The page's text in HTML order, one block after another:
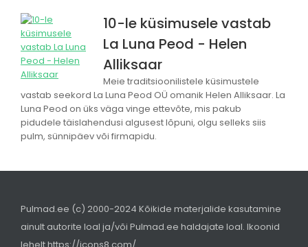
10-le küsimusele vastab
La Luna Peod - Helen
Alliksaar
Meie traditsioonilistele küsimustele
vastab seekord La Luna Peod OÜ omanik Helen Alliksaar. La
Luna Peod on üks väga vinge ettevõte, mis pakub
pidudele täislahendusi algusest lõpuni, olgu selleks siis
pulm, sünnipäev või firmapidu.
Pulmad.ee (c) 2000-2024 Kõikide materjalide kasutamine
ainult autorite loal ja/või Pulmad.ee haldajate loal. Ikoonid